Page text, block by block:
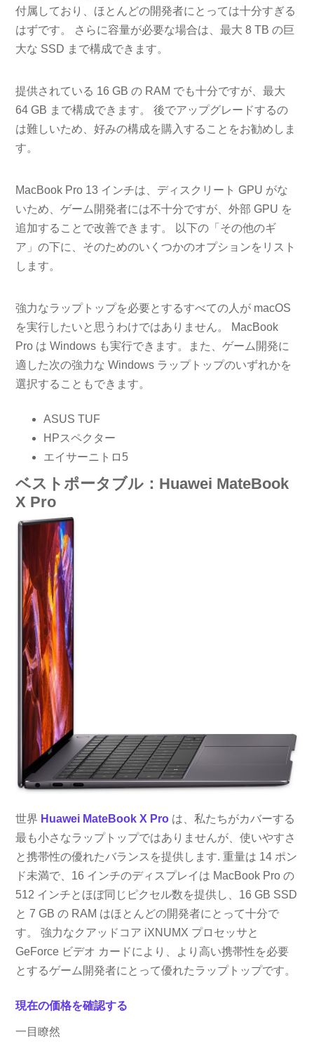
付属しており、ほとんどの開発者にとっては十分すぎる
はずです。 さらに容量が必要な場合は、最大 8 TB の巨
大な SSD まで構成できます。
提供されている 16 GB の RAM でも十分ですが、最大
64 GB まで構成できます。 後でアップグレードするの
は難しいため、好みの構成を購入することをお勧めしま
す。
MacBook Pro 13 インチは、ディスクリート GPU がな
いため、ゲーム開発者には不十分ですが、外部 GPU を
追加することで改善できます。 以下の「その他のギ
ア」の下に、そのためのいくつかのオプションをリスト
します。
強力なラップトップを必要とするすべての人が macOS
を実行したいと思うわけではありません。 MacBook
Pro は Windows も実行できます。また、ゲーム開発に
適した次の強力な Windows ラップトップのいずれかを
選択することもできます。
ASUS TUF
HPスペクター
エイサーニトロ5
ベストポータブル：Huawei MateBook
X Pro
世界 Huawei MateBook X Pro は、私たちがカバーする
最も小さなラップトップではありませんが、使いやすさ
と携帯性の優れたバランスを提供します. 重量は 14 ポン
ド未満で、16 インチのディスプレイは MacBook Pro の
512 インチとほぼ同じピクセル数を提供し、16 GB SSD
と 7 GB の RAM はほとんどの開発者にとって十分で
す。 強力なクアッドコア iXNUMX プロセッサと
GeForce ビデオ カードにより、より高い携帯性を必要
とするゲーム開発者にとって優れたラップトップです。
現在の価格を確認する
一目瞭然